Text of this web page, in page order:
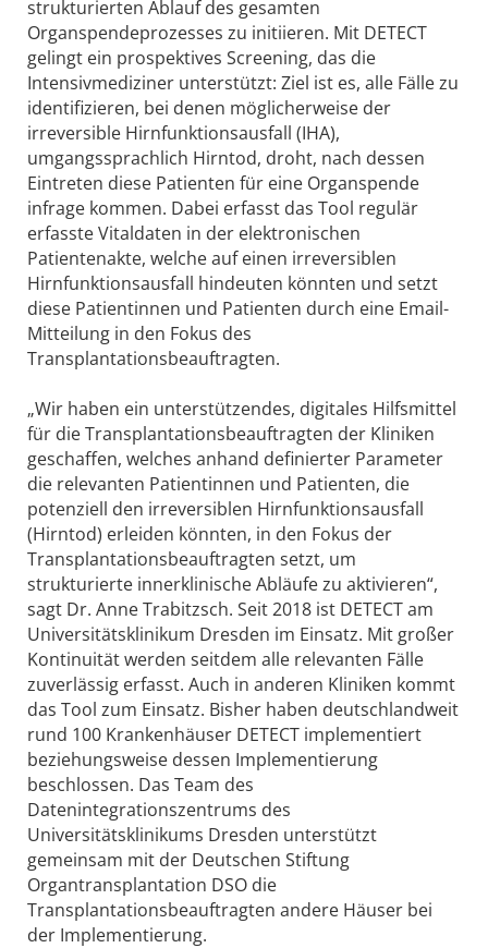
strukturierten Ablauf des gesamten
Organspendeprozesses zu initiieren. Mit DETECT
gelingt ein prospektives Screening, das die
Intensivmediziner unterstützt: Ziel ist es, alle Fälle zu
identifizieren, bei denen möglicherweise der
irreversible Hirnfunktionsausfall (IHA),
umgangssprachlich Hirntod, droht, nach dessen
Eintreten diese Patienten für eine Organspende
infrage kommen. Dabei erfasst das Tool regulär
erfasste Vitaldaten in der elektronischen
Patientenakte, welche auf einen irreversiblen
Hirnfunktionsausfall hindeuten könnten und setzt
diese Patientinnen und Patienten durch eine Email-
Mitteilung in den Fokus des
Transplantationsbeauftragten.
„Wir haben ein unterstützendes, digitales Hilfsmittel
für die Transplantationsbeauftragten der Kliniken
geschaffen, welches anhand definierter Parameter
die relevanten Patientinnen und Patienten, die
potenziell den irreversiblen Hirnfunktionsausfall
(Hirntod) erleiden könnten, in den Fokus der
Transplantationsbeauftragten setzt, um
strukturierte innerklinische Abläufe zu aktivieren“,
sagt Dr. Anne Trabitzsch. Seit 2018 ist DETECT am
Universitätsklinikum Dresden im Einsatz. Mit großer
Kontinuität werden seitdem alle relevanten Fälle
zuverlässig erfasst. Auch in anderen Kliniken kommt
das Tool zum Einsatz. Bisher haben deutschlandweit
rund 100 Krankenhäuser DETECT implementiert
beziehungsweise dessen Implementierung
beschlossen. Das Team des
Datenintegrationszentrums des
Universitätsklinikums Dresden unterstützt
gemeinsam mit der Deutschen Stiftung
Organtransplantation DSO die
Transplantationsbeauftragten andere Häuser bei
der Implementierung.